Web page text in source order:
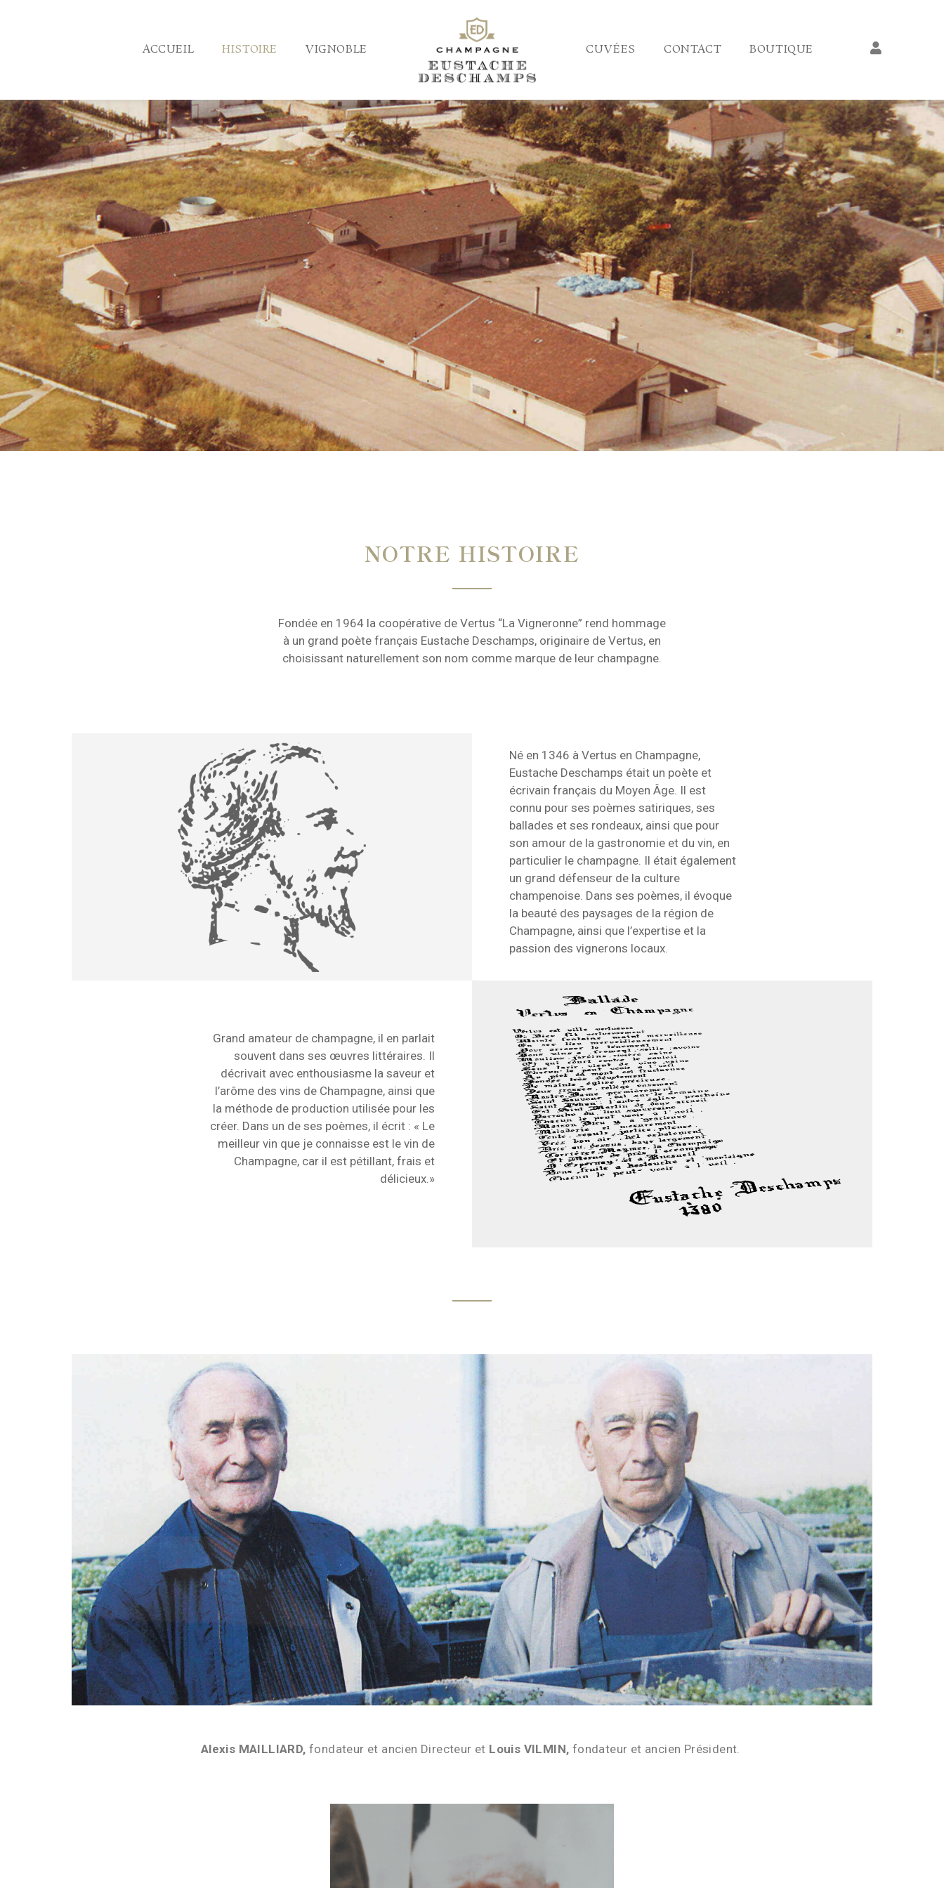
ACCUEIL HISTOIRE VIGNOBLE CUVÉES CONTACT BOUTIQUE
NOTRE HISTOIRE
Fondée en 1964 la coopérative de Vertus “La Vigneronne” rend hommage
à un grand poète français Eustache Deschamps, originaire de Vertus, en
choisissant naturellement son nom comme marque de leur champagne.
Né en 1346 à Vertus en Champagne,
Eustache Deschamps était un poète et
écrivain français du Moyen Âge. Il est
connu pour ses poèmes satiriques, ses
ballades et ses rondeaux, ainsi que pour
son amour de la gastronomie et du vin, en
particulier le champagne. Il était également
un grand défenseur de la culture
champenoise. Dans ses poèmes, il évoque
la beauté des paysages de la région de
Champagne, ainsi que l’expertise et la
passion des vignerons locaux.
Grand amateur de champagne, il en parlait
souvent dans ses œuvres littéraires. Il
décrivait avec enthousiasme la saveur et
l’arôme des vins de Champagne, ainsi que
la méthode de production utilisée pour les
créer. Dans un de ses poèmes, il écrit : « Le
meilleur vin que je connaisse est le vin de
Champagne, car il est pétillant, frais et
délicieux.»
Alexis MAILLIARD, fondateur et ancien Directeur et Louis VILMIN, fondateur et ancien Président.